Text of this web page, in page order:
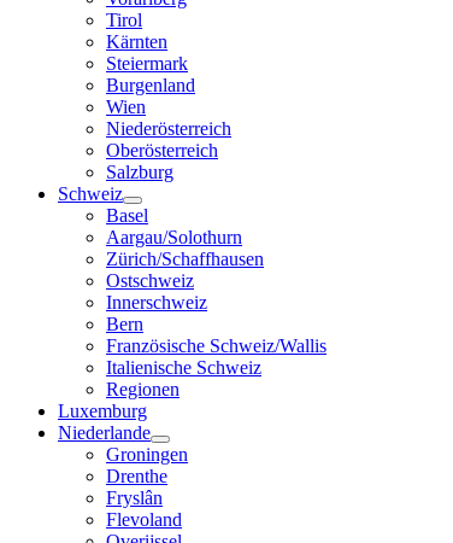
Tirol
Kärnten
Steiermark
Burgenland
Wien
Niederösterreich
Oberösterreich
Salzburg
Schweiz
Basel
Aargau/Solothurn
Zürich/Schaffhausen
Ostschweiz
Innerschweiz
Bern
Französische Schweiz/Wallis
Italienische Schweiz
Regionen
Luxemburg
Niederlande
Groningen
Drenthe
Fryslân
Flevoland